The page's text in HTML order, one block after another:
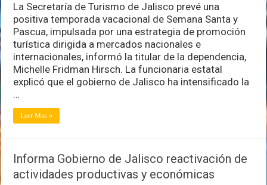
La Secretaría de Turismo de Jalisco prevé una
positiva temporada vacacional de Semana Santa y
Pascua, impulsada por una estrategia de promoción
turística dirigida a mercados nacionales e
internacionales, informó la titular de la dependencia,
Michelle Fridman Hirsch. La funcionaria estatal
explicó que el gobierno de Jalisco ha intensificado la
…
Leer Mas »
Informa Gobierno de Jalisco reactivación de
actividades productivas y económicas